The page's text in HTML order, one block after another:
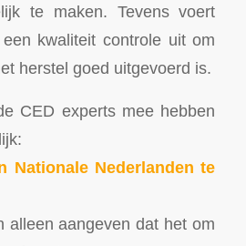
te maken. Tevens voert
kwaliteit controle uit om
herstel goed uitgevoerd is.
CED experts mee hebben
Nationale Nederlanden te
alleen aangeven dat het om